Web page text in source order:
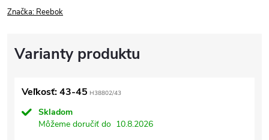
Značka: Reebok
Veľkosť: 43-45 H38802/43
Skladom
Môžeme doručiť do 10.8.2026